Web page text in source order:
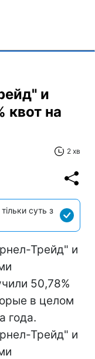
и
квот на
2 хв
суть з
Трейд" и
50,78%
в целом
года.
Трейд" и